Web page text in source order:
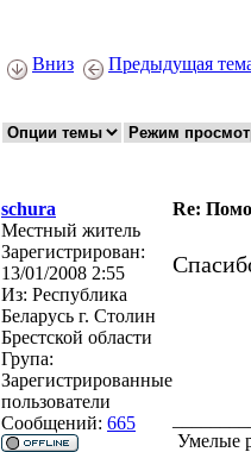
Вниз Предыдущая
schura
Re:
Местный житель
Зарегистрирован:
13/01/2008 2:55
Из: Республика
Беларусь г. Столин
Брестской области
Група:
Зарегистрированные
пользователи
Сообщений: 665
Умелые